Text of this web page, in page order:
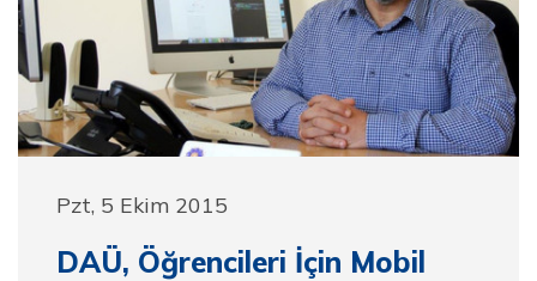
Pzt, 5 Ekim 2015
DAÜ, Öğrencileri İçin Mobil